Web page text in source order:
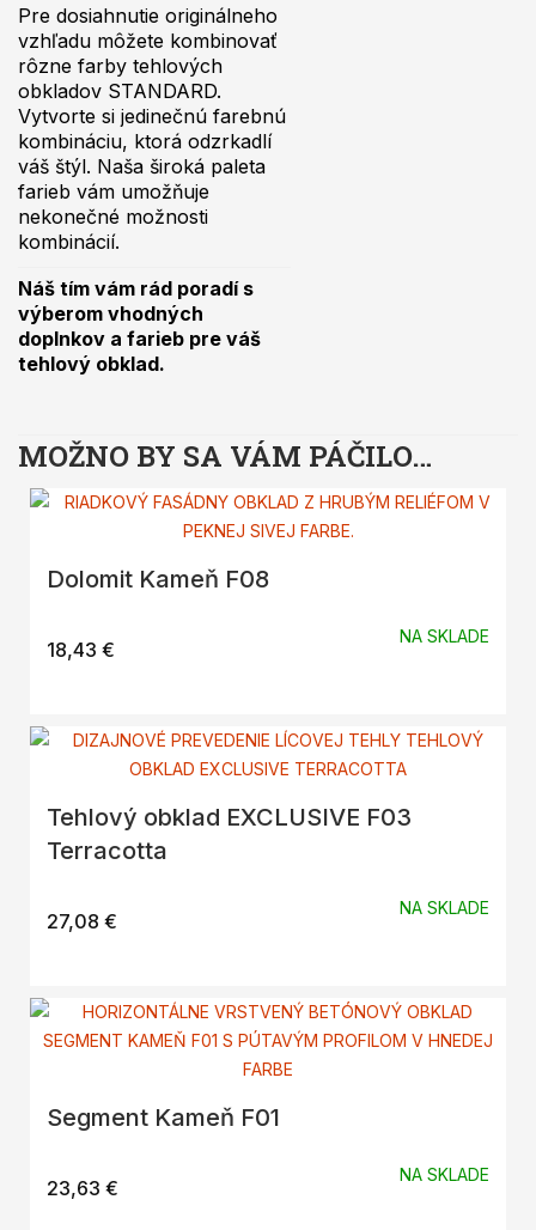
Pre dosiahnutie originálneho
vzhľadu môžete kombinovať
rôzne farby tehlových
obkladov STANDARD.
Vytvorte si jedinečnú farebnú
kombináciu, ktorá odzrkadlí
váš štýl. Naša široká paleta
farieb vám umožňuje
nekonečné možnosti
kombinácií.
Náš tím vám rád poradí s
výberom vhodných
doplnkov a farieb pre váš
tehlový obklad.
MOŽNO BY SA VÁM PÁČILO…
Dolomit Kameň F08
18,43 €
NA SKLADE
Tehlový obklad EXCLUSIVE F03
Terracotta
27,08 €
NA SKLADE
Segment Kameň F01
23,63 €
NA SKLADE